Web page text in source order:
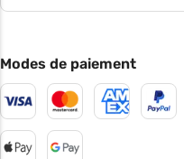
Modes de paiement